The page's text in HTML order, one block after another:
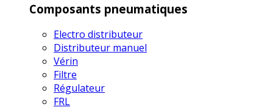
Composants pneumatiques
Electro distributeur
Distributeur manuel
Vérin
Filtre
Régulateur
FRL